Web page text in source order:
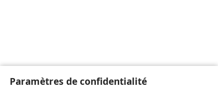
Paramètres de confidentialité